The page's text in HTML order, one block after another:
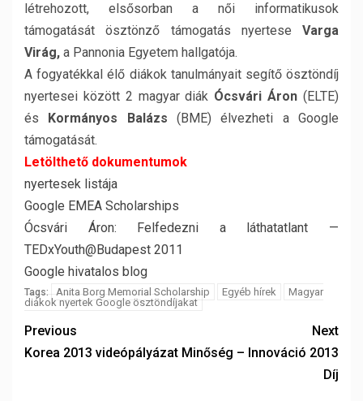
létrehozott, elsősorban a női informatikusok
támogatását ösztönző támogatás nyertese Varga
Virág, a Pannonia Egyetem hallgatója.
A fogyatékkal élő diákok tanulmányait segítő ösztöndíj
nyertesei között 2 magyar diák Ócsvári Áron (ELTE)
és Kormányos Balázs (BME) élvezheti a Google
támogatását.
Letölthető dokumentumok
nyertesek listája
Google EMEA Scholarships
Ócsvári Áron: Felfedezni a láthatatlant —
TEDxYouth@Budapest 2011
Google hivatalos blog
Tags: Anita Borg Memorial Scholarship Egyéb hírek
Magyar
diákok nyertek Google ösztöndíjakat
Previous
Korea 2013 videópályázat
Next
Minőség – Innováció 2013
Díj